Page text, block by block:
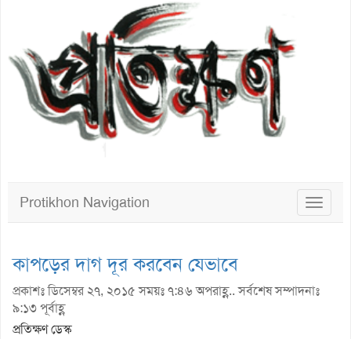
Toggle
Protikhon Navigation
কাপড়ের দাগ দূর করবেন যেভাবে
প্রকাশঃ ডিসেম্বর ২৭, ২০১৫ সময়ঃ ৭:৪৬ অপরাহ্ণ.. সর্বশেষ সম্পাদনাঃ
৯:১৩ পূর্বাহ্ণ
প্রতিক্ষণ ডেস্ক